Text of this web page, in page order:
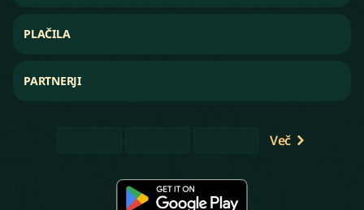
PLAČILA
PARTNERJI
Več